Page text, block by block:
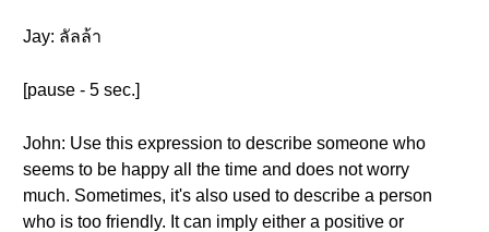
Jay: ลัลล้า
[pause - 5 sec.]
John: Use this expression to describe someone who
seems to be happy all the time and does not worry
much. Sometimes, it's also used to describe a person
who is too friendly. It can imply either a positive or